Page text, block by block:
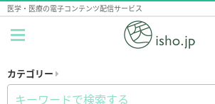
医学・医療の電子コンテンツ配信サービス
カテゴリー